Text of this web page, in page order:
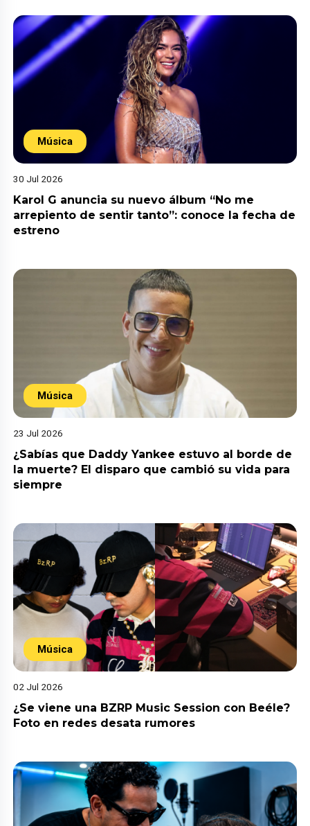
Música
30 Jul 2026
Karol G anuncia su nuevo álbum “No me
arrepiento de sentir tanto”: conoce la fecha de
estreno
Música
23 Jul 2026
¿Sabías que Daddy Yankee estuvo al borde de
la muerte? El disparo que cambió su vida para
siempre
Música
02 Jul 2026
¿Se viene una BZRP Music Session con Beéle?
Foto en redes desata rumores